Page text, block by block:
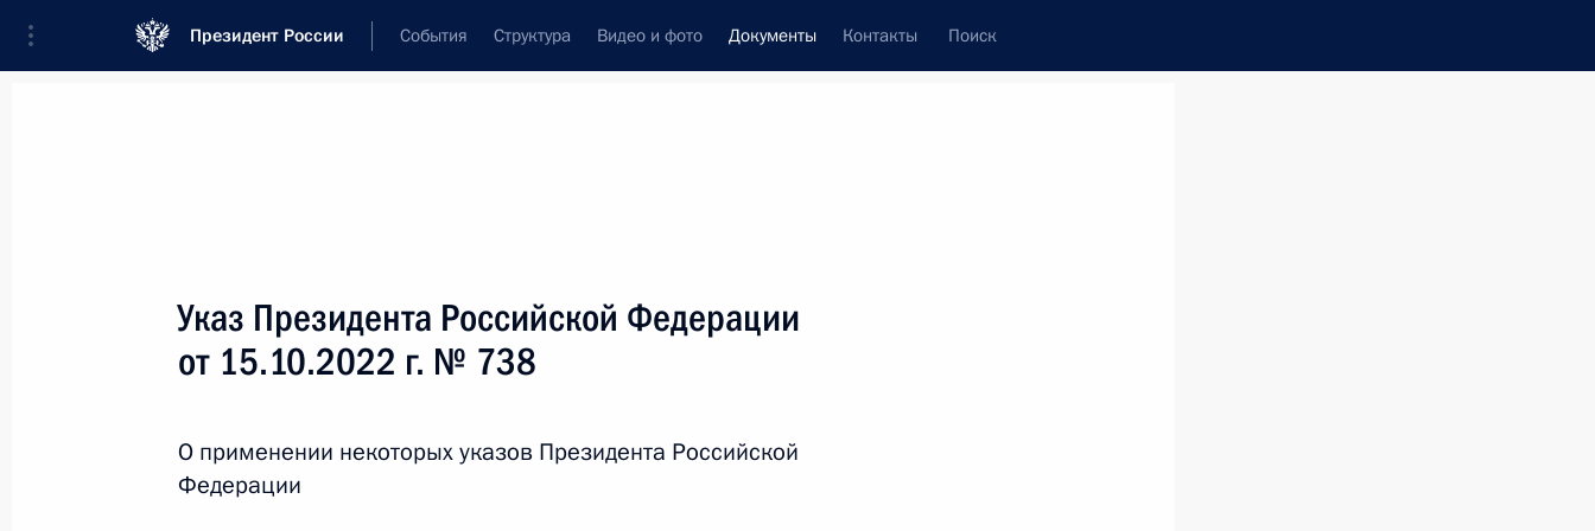
Президент России События Структура Видео и фото Документы Контакты Поиск
Текст в документе
Все
Дата вступления в силу...
Указ Президента Российской Федерации
от 15.10.2022 г. № 738
О применении некоторых указов Президента Российской
Федерации